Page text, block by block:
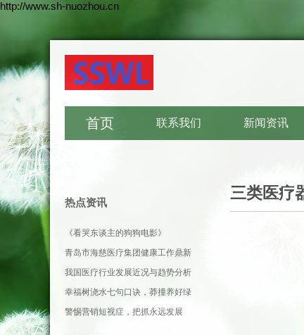
http://www.sh-nuozhou.cn
首页 联系我们 新闻资讯
三类医疗
热点资讯
《看哭东谈主的狗狗电影》
青岛市海慈医疗集团健康工作鼎新
引申
我国医疗行业发展近况与趋势分析
幸福树浇水七句口诀，莽撞养好绿
植
警惕营销短视症，把抓永远发展